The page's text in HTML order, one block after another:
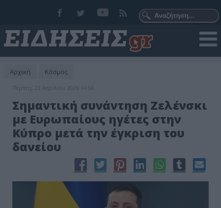
Αρχική Κόσμος
Πέμπτη, 23 Απριλίου 2026 14:56
Σημαντική συνάντηση Ζελένσκι
με Ευρωπαίους ηγέτες στην
Κύπρο μετά την έγκριση του
δανείου